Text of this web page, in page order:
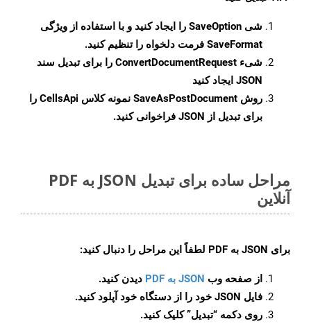
شی SaveOption را ایجاد کنید و با استفاده از ویژگی
SaveFormat فرمت دلخواه را تنظیم کنید.
شیء ConvertDocumentRequest را برای تبدیل سند
JSON ایجاد کنید
روش SaveAsPostDocument
نمونه کلاس CellsApi را
برای تبدیل از JSON فراخوانی کنید.
مراحل ساده برای تبدیل JSON به PDF
آنلاین
برای JSON به PDF لطفاً این مراحل را دنبال کنید:
از صفحه وب JSON به PDF
دیدن کنید.
فایل JSON خود را از دستگاه خود آپلود کنید.
روی دکمه “تبدیل”کلیک کنید.